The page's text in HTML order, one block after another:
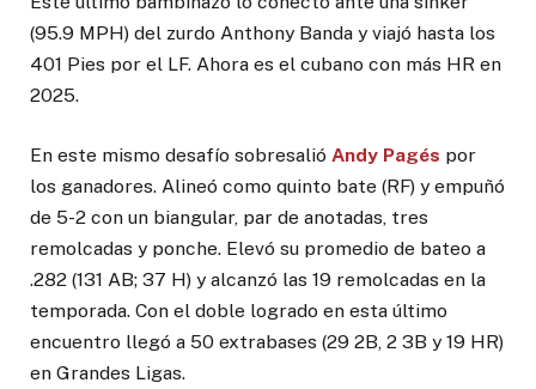
(95.9 MPH) del zurdo Anthony Banda y viajó hasta los
401 Pies por el LF. Ahora es el cubano con más HR en
2025.
En este mismo desafío sobresalió Andy Pagés por
los ganadores. Alineó como quinto bate (RF) y empuñó
de 5-2 con un biangular, par de anotadas, tres
remolcadas y ponche. Elevó su promedio de bateo a
.282 (131 AB; 37 H) y alcanzó las 19 remolcadas en la
temporada. Con el doble logrado en esta último
encuentro llegó a 50 extrabases (29 2B, 2 3B y 19 HR)
en Grandes Ligas.